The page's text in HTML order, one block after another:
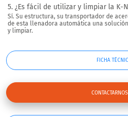
5. ¿Es fácil de utilizar y limpiar la K-
Sí. Su estructura, su transportador de
de esta llenadora automática una
y limpiar.
FICHA
CONTACTARNOS